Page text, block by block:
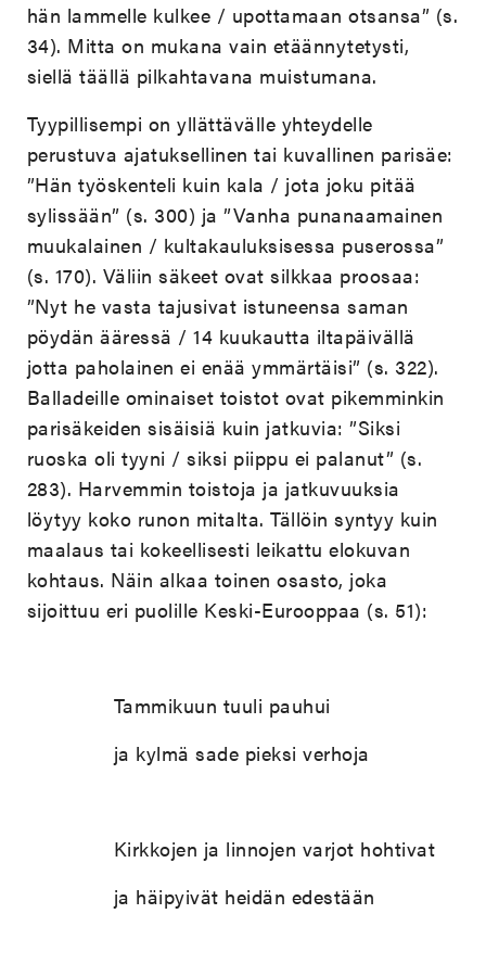
hän lammelle kulkee / upottamaan otsansa” (s.
34). Mitta on mukana vain etäännytetysti,
siellä täällä pilkahtavana muistumana.
Tyypillisempi on yllättävälle yhteydelle
perustuva ajatuksellinen tai kuvallinen parisäe:
”Hän työskenteli kuin kala / jota joku pitää
sylissään” (s. 300) ja ”Vanha punanaamainen
muukalainen / kultakauluksisessa puserossa”
(s. 170). Väliin säkeet ovat silkkaa proosaa:
”Nyt he vasta tajusivat istuneensa saman
pöydän ääressä / 14 kuukautta iltapäivällä
jotta paholainen ei enää ymmärtäisi” (s. 322).
Balladeille ominaiset toistot ovat pikemminkin
parisäkeiden sisäisiä kuin jatkuvia: ”Siksi
ruoska oli tyyni / siksi piippu ei palanut” (s.
283). Harvemmin toistoja ja jatkuvuuksia
löytyy koko runon mitalta. Tällöin syntyy kuin
maalaus tai kokeellisesti leikattu elokuvan
kohtaus. Näin alkaa toinen osasto, joka
sijoittuu eri puolille Keski-Eurooppaa (s. 51):
Tammikuun tuuli pauhui
ja kylmä sade pieksi verhoja
Kirkkojen ja linnojen varjot hohtivat
ja häipyivät heidän edestään